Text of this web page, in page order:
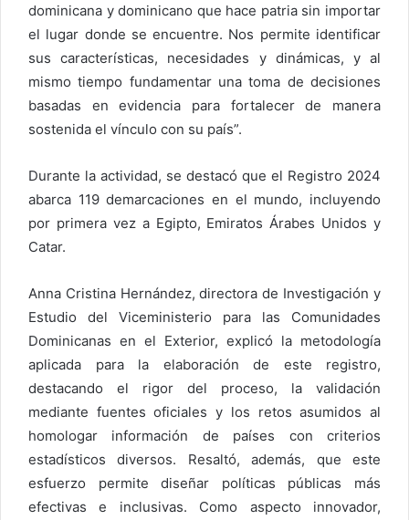
dominicana y dominicano que hace patria sin importar
el lugar donde se encuentre. Nos permite identificar
sus características, necesidades y dinámicas, y al
mismo tiempo fundamentar una toma de decisiones
basadas en evidencia para fortalecer de manera
sostenida el vínculo con su país”.
Durante la actividad, se destacó que el Registro 2024
abarca 119 demarcaciones en el mundo, incluyendo
por primera vez a Egipto, Emiratos Árabes Unidos y
Catar.
Anna Cristina Hernández, directora de Investigación y
Estudio del Viceministerio para las Comunidades
Dominicanas en el Exterior, explicó la metodología
aplicada para la elaboración de este registro,
destacando el rigor del proceso, la validación
mediante fuentes oficiales y los retos asumidos al
homologar información de países con criterios
estadísticos diversos. Resaltó, además, que este
esfuerzo permite diseñar políticas públicas más
efectivas e inclusivas. Como aspecto innovador,